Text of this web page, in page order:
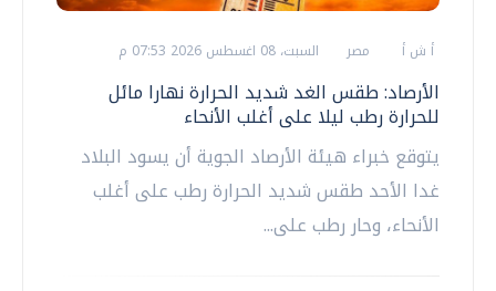
أ ش أ مصر السبت، 08 اغسطس 2026 07:53 م
الأرصاد: طقس الغد شديد الحرارة نهارا مائل
للحرارة رطب ليلا على أغلب الأنحاء
يتوقع خبراء هيئة الأرصاد الجوية أن يسود البلاد
غدا الأحد طقس شديد الحرارة رطب على أغلب
الأنحاء، وحار رطب على...